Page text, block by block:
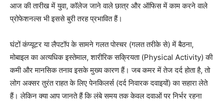
आज की तारीख में युवा, कॉलेज जाने वाले छात्र और ऑफिस में काम करने वाले
प्रोफेशनल्स भी इससे बुरी तरह प्रभावित हैं।
घंटों कंप्यूटर या लैपटॉप के सामने गलत पोस्चर (गलत तरीके से) में बैठना,
मोबाइल का अत्यधिक इस्तेमाल, शारीरिक सक्रियता (Physical Activity) की
कमी और मानसिक तनाव इसके मुख्य कारण हैं। जब कमर में तेज दर्द होता है, तो
लोग अक्सर तुरंत राहत के लिए पेनकिलर्स (दर्द निवारक दवाइयों) का सहारा लेते
हैं। लेकिन क्या आप जानते हैं कि लंबे समय तक केवल दवाओं पर निर्भर रहना